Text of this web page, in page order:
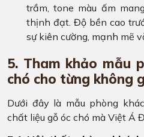
trầm, tone màu ấm
thịnh đạt. Độ bền cao
sự kiên cường, mạnh mẽ
5. Tham khảo mẫu
chó cho từng không
Dưới đây là mẫu phòng
chất liệu gỗ óc chó mà Việt Á